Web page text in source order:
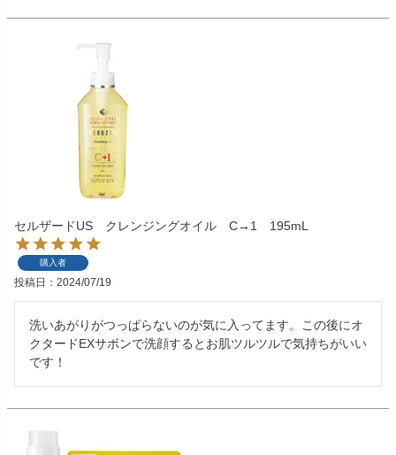
セルザードUS クレンジングオイル C→1 195mL
購入者
投稿日 2024/07/19
洗いあがりがつっぱらないのが気に入ってます。この後にオ
クタードEXサボンで洗顔するとお肌ツルツルで気持ちがいい
です！